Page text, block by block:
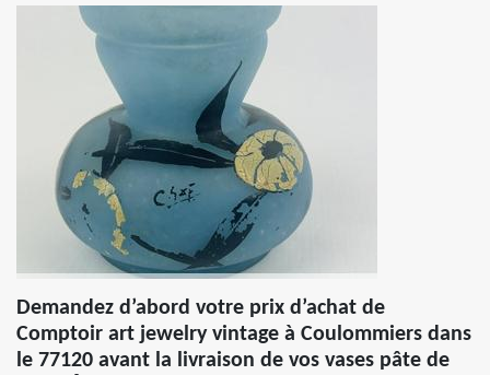
Demandez d’abord votre prix d’achat de
Comptoir art jewelry vintage à Coulommiers dans
le 77120 avant la livraison de vos vases pâte de